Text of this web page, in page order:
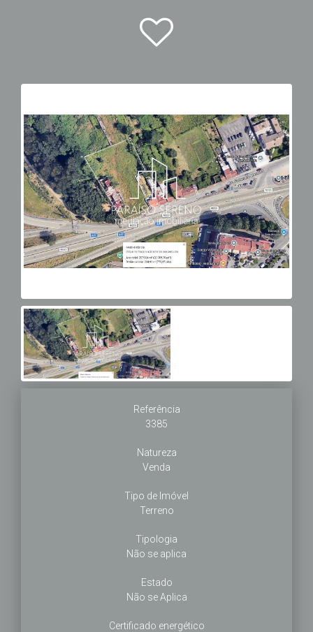
Referência
3385
Natureza
Venda
Tipo de Imóvel
Terreno
Tipologia
Não se aplica
Estado
Não se Aplica
Certificado energético